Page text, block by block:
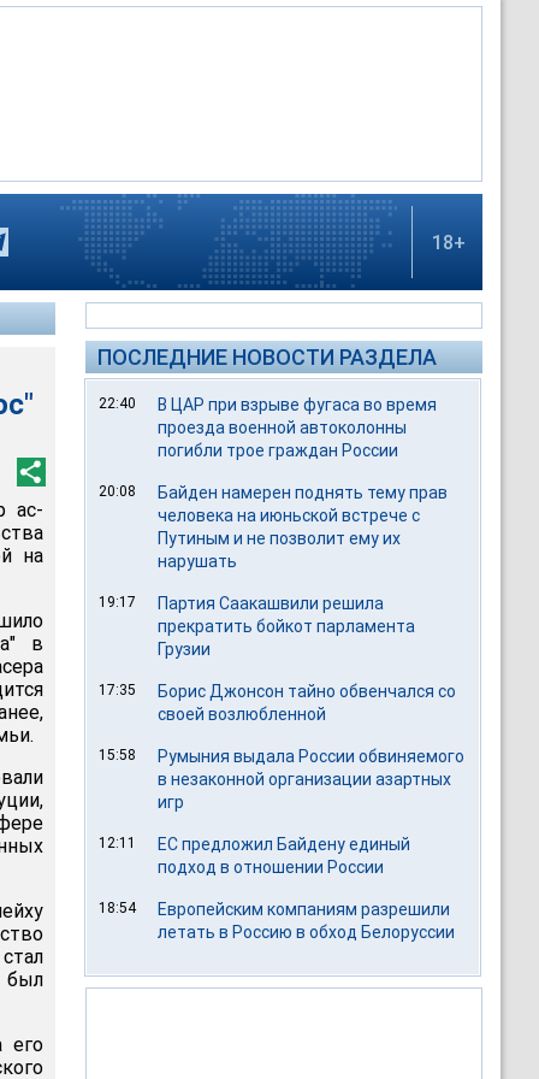
18+
ас-
на
в
был
его
ПОСЛЕДНИЕ НОВОСТИ РАЗДЕЛА
22:40
В ЦАР при взрыве фугаса во время
проезда военной автоколонны
погибли трое граждан России
20:08
Байден намерен поднять тему прав
человека на июньской встрече с
Путиным и не позволит ему их
нарушать
19:17
Партия Саакашвили решила
прекратить бойкот парламента
Грузии
17:35
Борис Джонсон тайно обвенчался со
своей возлюбленной
15:58
Румыния выдала России обвиняемого
в незаконной организации азартных
игр
12:11
ЕС предложил Байдену единый
подход в отношении России
18:54
Европейским компаниям разрешили
летать в Россию в обход Белоруссии